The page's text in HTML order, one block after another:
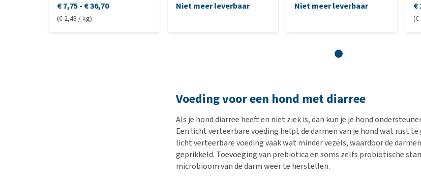
€ 7,75- € 36,70
(€ 2,48 / kg)
Niet meer leverbaar
Niet meer leverbaar
€
(€
Voeding voor een hond met diarree
Als je hond diarree heeft en niet ziek is, dan kun je je hond
Een licht verteerbare voeding helpt de darmen van je hond wat rust te
licht verteerbare voeding vaak wat minder vezels, waardoor de
geprikkeld. Toevoeging van prebiotica en soms zelfs probiotische
microbioom van de darm weer te herstellen.